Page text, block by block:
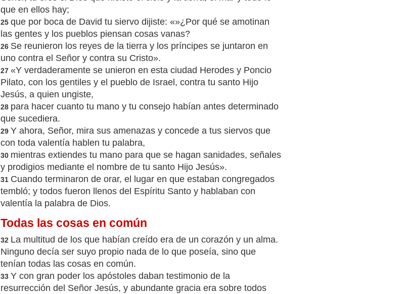
que en ellos hay;
25que por boca de David tu siervo dijiste: «»¿Por qué se amotinan
las gentes y los pueblos piensan cosas vanas?
26 Se reunieron los reyes de la tierra y los príncipes se juntaron en
uno contra el Señor y contra su Cristo».
27«Y verdaderamente se unieron en esta ciudad Herodes y Poncio
Pilato, con los gentiles y el pueblo de Israel, contra tu santo Hijo
Jesús, a quien ungiste,
28 para hacer cuanto tu mano y tu consejo habían antes determinado
que sucediera.
29 Y ahora, Señor, mira sus amenazas y concede a tus siervos que
con toda valentía hablen tu palabra,
30 mientras extiendes tu mano para que se hagan sanidades, señales
y prodigios mediante el nombre de tu santo Hijo Jesús».
31 Cuando terminaron de orar, el lugar en que estaban congregados
tembló; y todos fueron llenos del Espíritu Santo y hablaban con
valentía la palabra de Dios.
Todas las cosas en común
32 La multitud de los que habían creído era de un corazón y un alma.
Ninguno decía ser suyo propio nada de lo que poseía, sino que
tenían todas las cosas en común.
33 Y con gran poder los apóstoles daban testimonio de la
resurrección del Señor Jesús, y abundante gracia era sobre todos